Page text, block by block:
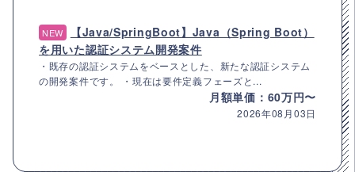
NEW
【Java/SpringBoot】Java（Spring Boot）
を用いた認証システム開発案件
・既存の認証システムをベースとした、新たな認証システム
の開発案件です。 ・現在は要件定義フェーズと...
月額単価：60万円〜
2026年08月03日